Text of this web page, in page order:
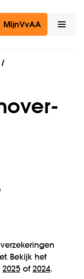
MijnVvAA
Bekijk het
2025 of 2024.